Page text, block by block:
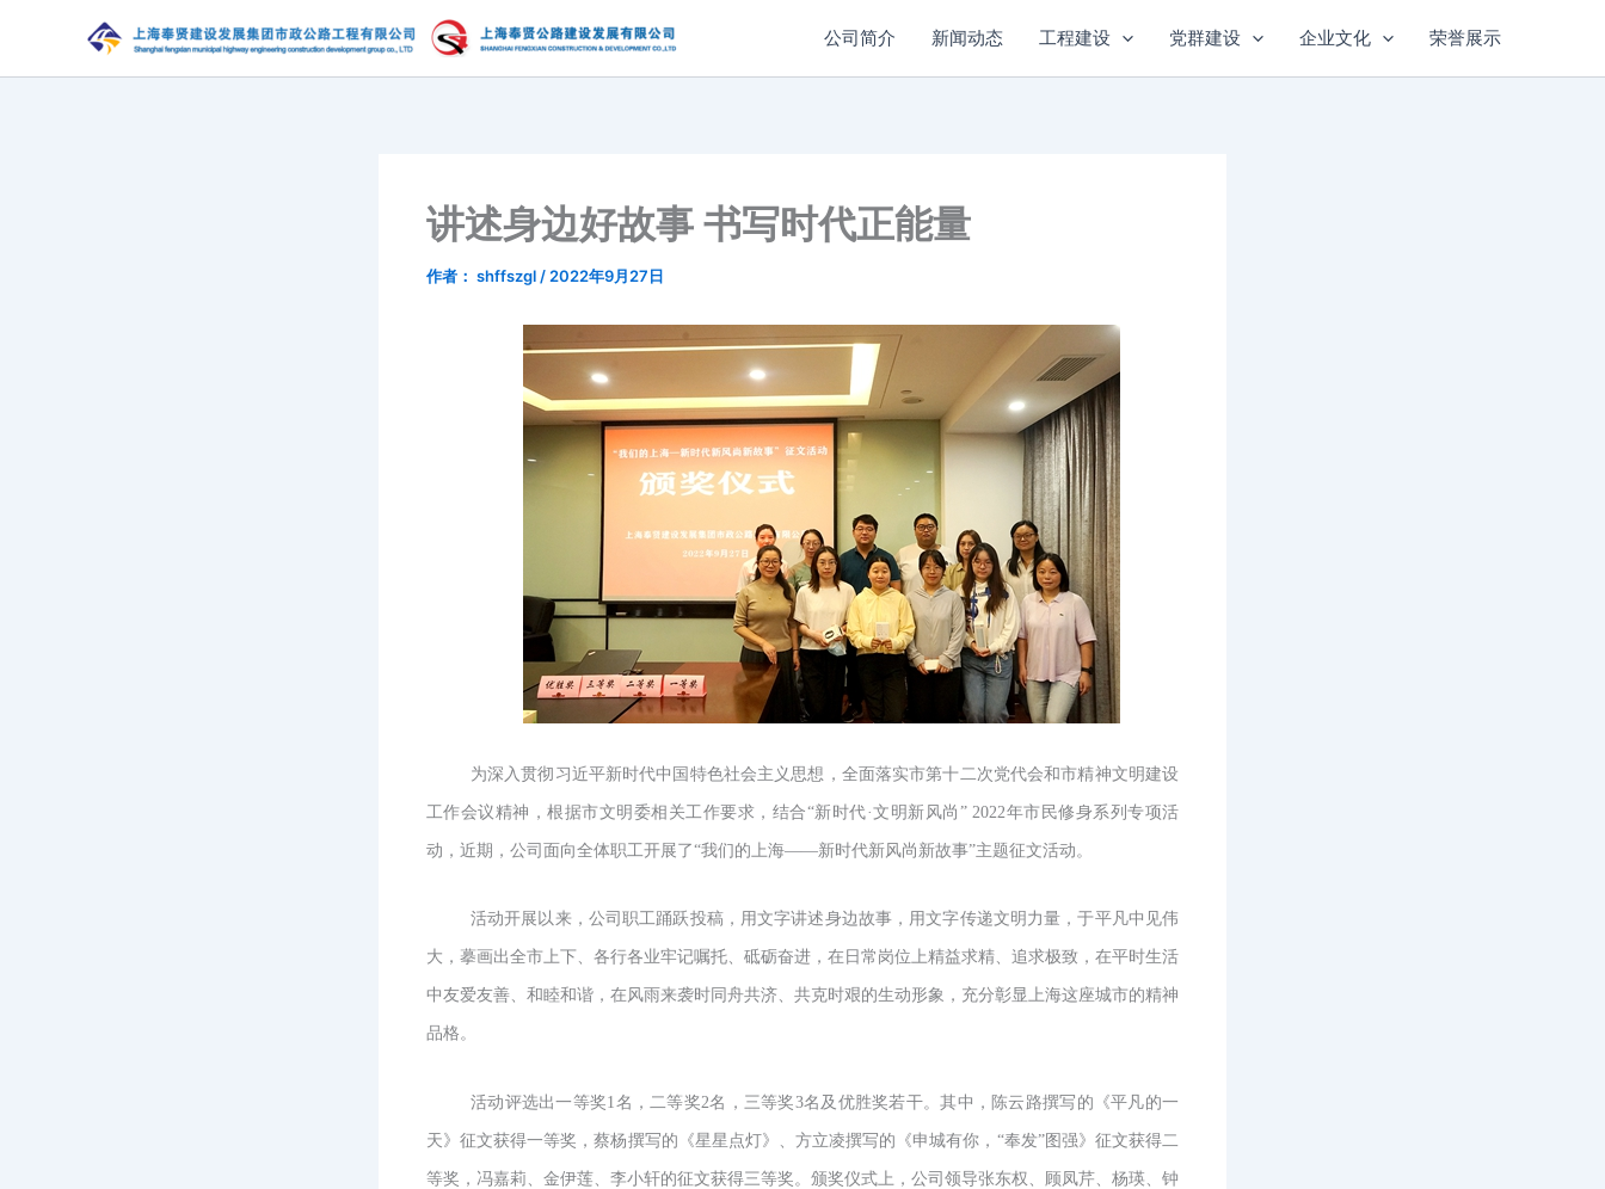
内
公司简介 新闻动态 工程建设 党群建设 企业文化 荣誉展示
讲述身边好故事 书写时代正能量
作者： shffszgl / 2022年9月27日
为深入贯彻习近平新时代中国特色社会主义思想，全面落实市第十二次党代会和市精神文明建设
工作会议精神，根据市文明委相关工作要求，结合“新时代·文明新风尚” 2022年市民修身系列专项活
动，近期，公司面向全体职工开展了“我们的上海——新时代新风尚新故事”主题征文活动。
活动开展以来，公司职工踊跃投稿，用文字讲述身边故事，用文字传递文明力量，于平凡中见伟
大，摹画出全市上下、各行各业牢记嘱托、砥砺奋进，在日常岗位上精益求精、追求极致，在平时生活
中友爱友善、和睦和谐，在风雨来袭时同舟共济、共克时艰的生动形象，充分彰显上海这座城市的精神
品格。
活动评选出一等奖1名，二等奖2名，三等奖3名及优胜奖若干。其中，陈云路撰写的《平凡的一
天》征文获得一等奖，蔡杨撰写的《星星点灯》、方立凌撰写的《申城有你，“奉发”图强》征文获得二
等奖，冯嘉莉、 金伊莲、李小轩的征文获得三等奖。颁奖仪式上，公司领导张东权、顾凤芹、杨瑛、钟